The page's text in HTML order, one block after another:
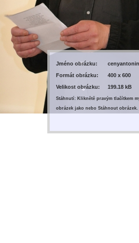
Jméno obrázku:
Formát obrázku:
400 x 600
Velikost obrázku:
199.18 kB
Stáhnutí: Kliknětě pravým tlačítkem
obrázek jako nebo Stáhnout obrázek.